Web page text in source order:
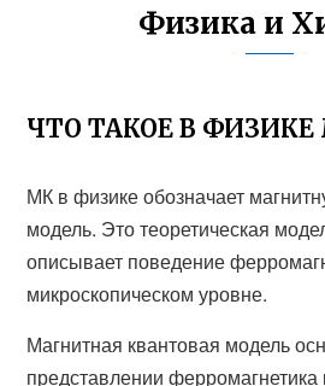
Физика и
ЧТО ТАКОЕ В
МК в физике обозначает
модель. Это теоретическая
описывает поведение
микроскопическом уровне.
Магнитная квантовая модель
представлении ферромагнетика